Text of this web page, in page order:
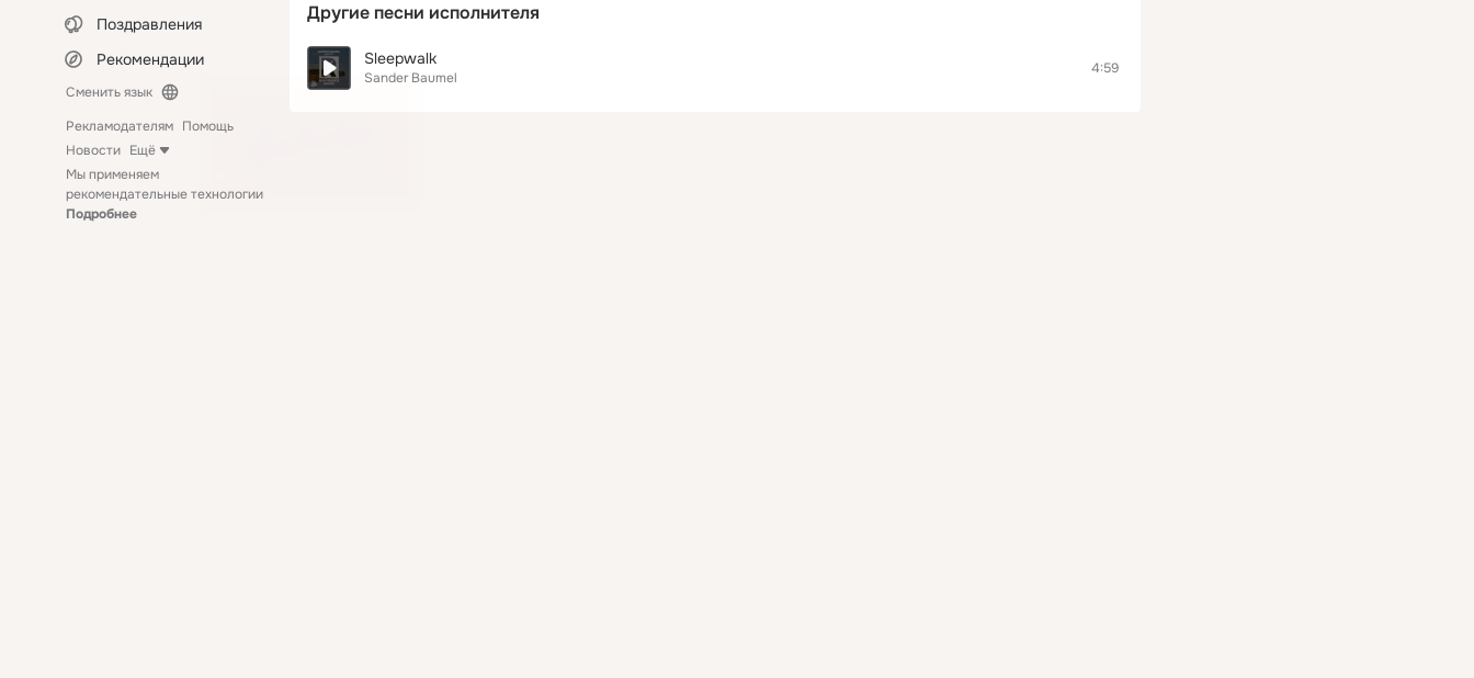
Поздравления
Рекомендации
Сменить язык
Рекламодателям Помощь
Новости Ещё
Мы применяем
рекомендательные технологии
Подробнее
Другие песни исполнителя
Sleepwalk
Sander Baumel
4:59